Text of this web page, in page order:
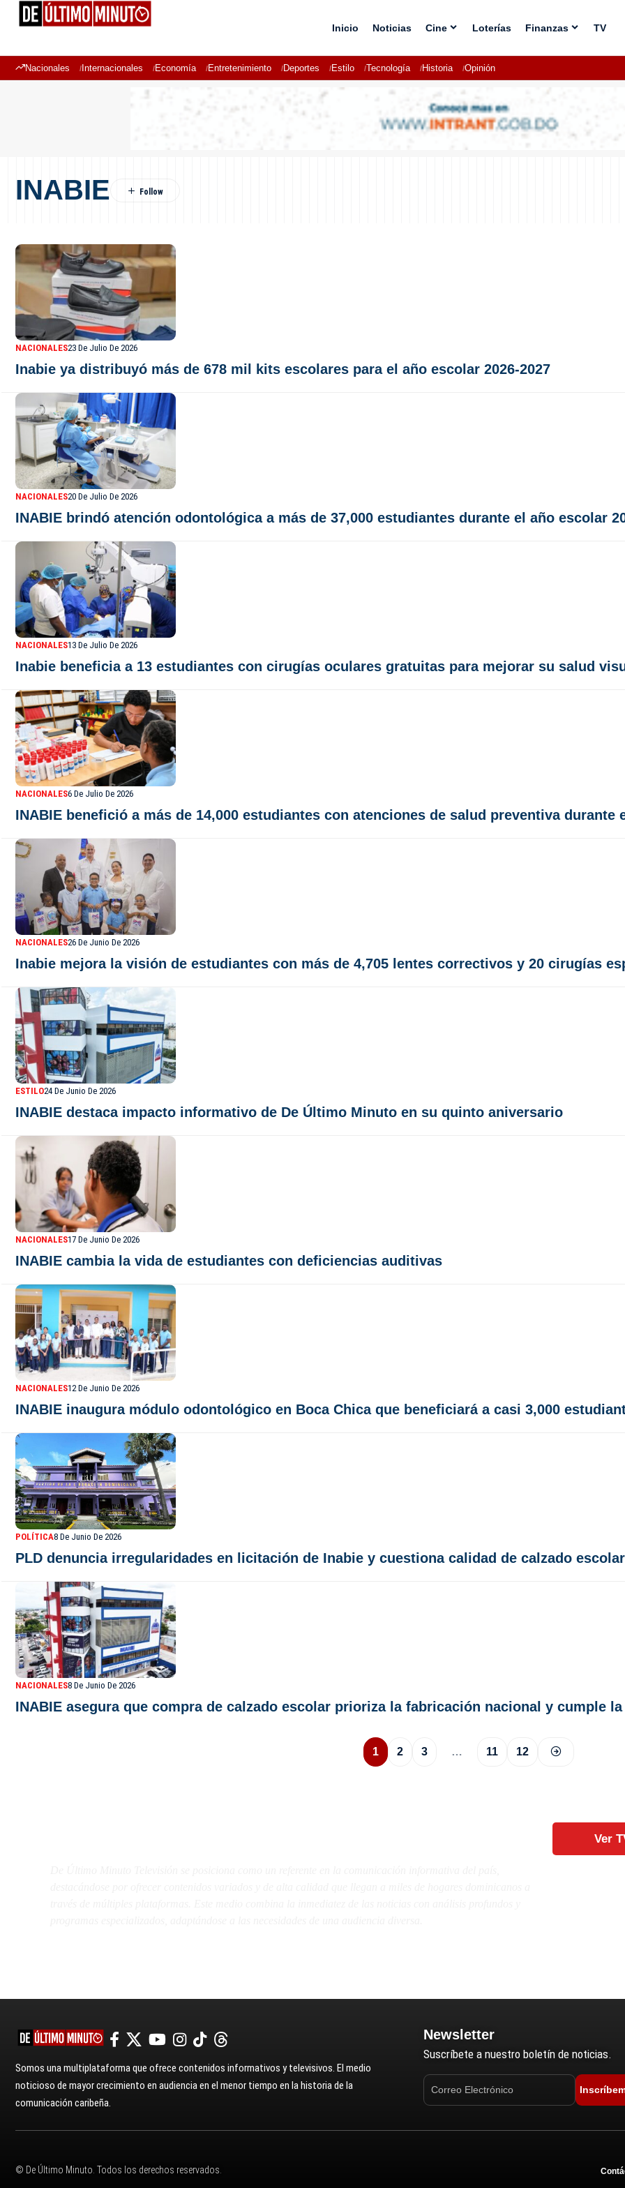
Inicio Noticias Cine Loterías Finanzas TV
Nacionales Internacionales Economía Entretenimiento Deportes Estilo Tecnología Historia Opinión
INABIE
NACIONALES23 De Julio De 2026
Inabie ya distribuyó más de 678 mil kits escolares para el año escolar 2026-2027
NACIONALES20 De Julio De 2026
INABIE brindó atención odontológica a más de 37,000 estudiantes durante el año escolar
NACIONALES13 De Julio De 2026
Inabie beneficia a 13 estudiantes con cirugías oculares gratuitas para mejorar su salud
NACIONALES6 De Julio De 2026
INABIE benefició a más de 14,000 estudiantes con atenciones de salud preventiva durante
NACIONALES26 De Junio De 2026
Inabie mejora la visión de estudiantes con más de 4,705 lentes correctivos y 20 cirugías
ESTILO24 De Junio De 2026
INABIE destaca impacto informativo de De Último Minuto en su quinto aniversario
NACIONALES17 De Junio De 2026
INABIE cambia la vida de estudiantes con deficiencias auditivas
NACIONALES12 De Junio De 2026
INABIE inaugura módulo odontológico en Boca Chica que beneficiará a casi 3,000
POLÍTICA8 De Junio De 2026
PLD denuncia irregularidades en licitación de Inabie y cuestiona calidad de calzado
NACIONALES8 De Junio De 2026
INABIE asegura que compra de calzado escolar prioriza la fabricación nacional y cumple la
1 2 3 … 11 12
Ver
Somos una multiplataforma que ofrece contenidos informativos y televisivos. El medio
noticioso de mayor crecimiento en audiencia en el menor tiempo en la historia de la
comunicación caribeña.
Newsletter
Suscríbete a nuestro boletín de noticias.
© De Último Minuto. Todos los derechos reservados.